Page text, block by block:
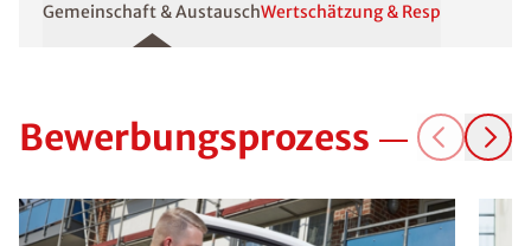
Gemeinschaft & AustauschWertschätzung & Respekt
Bewerbungsprozess